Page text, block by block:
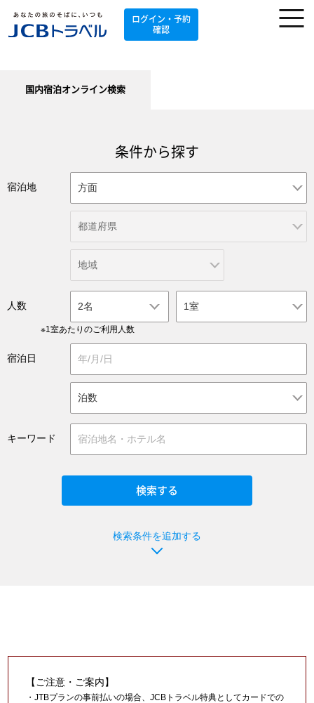
ログイン・予約
確認
国内宿泊オンライン検索
条件から探す
宿泊地
人数 2名
※1室あたりのご利用人数
宿泊日
キーワード
検索条件を追加する
【ご注意・ご案内】
・JTBプランの事前払いの場合、JCBトラベル特典としてカードでの